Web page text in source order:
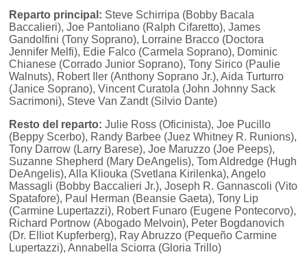
Reparto principal: Steve Schirripa (Bobby Bacala
Baccalieri), Joe Pantoliano (Ralph Cifaretto), James
Gandolfini (Tony Soprano), Lorraine Bracco (Doctora
Jennifer Melfi), Edie Falco (Carmela Soprano), Dominic
Chianese (Corrado Junior Soprano), Tony Sirico (Paulie
Walnuts), Robert Iler (Anthony Soprano Jr.), Aida Turturro
(Janice Soprano), Vincent Curatola (John Johnny Sack
Sacrimoni), Steve Van Zandt (Silvio Dante)
Resto del reparto: Julie Ross (Oficinista), Joe Pucillo
(Beppy Scerbo), Randy Barbee (Juez Whitney R. Runions),
Tony Darrow (Larry Barese), Joe Maruzzo (Joe Peeps),
Suzanne Shepherd (Mary DeAngelis), Tom Aldredge (Hugh
DeAngelis), Alla Kliouka (Svetlana Kirilenka), Angelo
Massagli (Bobby Baccalieri Jr.), Joseph R. Gannascoli (Vito
Spatafore), Paul Herman (Beansie Gaeta), Tony Lip
(Carmine Lupertazzi), Robert Funaro (Eugene Pontecorvo),
Richard Portnow (Abogado Melvoin), Peter Bogdanovich
(Dr. Elliot Kupferberg), Ray Abruzzo (Pequeño Carmine
Lupertazzi), Annabella Sciorra (Gloria Trillo)